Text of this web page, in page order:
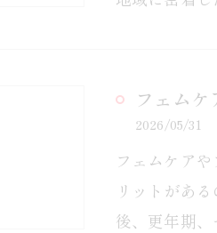
フェム
2026/05/31
フェムケア
リットがあ
後、更年期